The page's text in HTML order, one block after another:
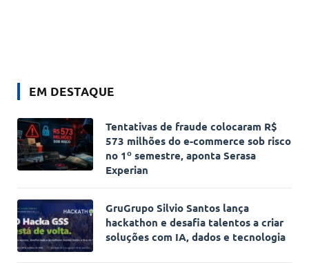
EM DESTAQUE
Tentativas de fraude colocaram R$
573 milhões do e-commerce sob risco
no 1º semestre, aponta Serasa
Experian
GruGrupo Silvio Santos lança
hackathon e desafia talentos a criar
soluções com IA, dados e tecnologia